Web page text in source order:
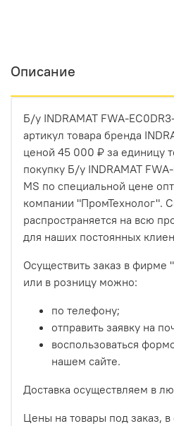
Описание
Б/у INDRAMAT FWA-
артикул товара бренда
ценой 45 000 ₽ за единицу
покупку Б/у INDRAMAT
MS по специальной цене
компании "ПромТехнолог".
распространяется на всю
для наших постоянных
Осуществить заказ в фирме
или в розницу можно:
по телефону;
отправить заявку на
воспользоваться
нашем сайте.
Доставка осуществляем в
Цены на товары под заказ, в